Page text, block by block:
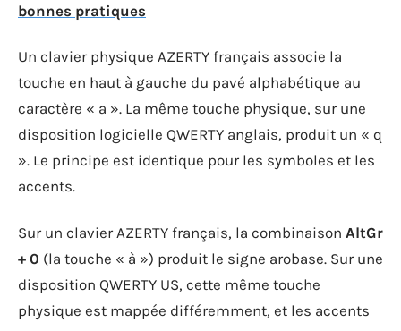
bonnes pratiques
Un clavier physique AZERTY français associe la
touche en haut à gauche du pavé alphabétique au
caractère « a ». La même touche physique, sur une
disposition logicielle QWERTY anglais, produit un « q
». Le principe est identique pour les symboles et les
accents.
Sur un clavier AZERTY français, la combinaison AltGr
+ 0 (la touche « à ») produit le signe arobase. Sur une
disposition QWERTY US, cette même touche
physique est mappée différemment, et les accents